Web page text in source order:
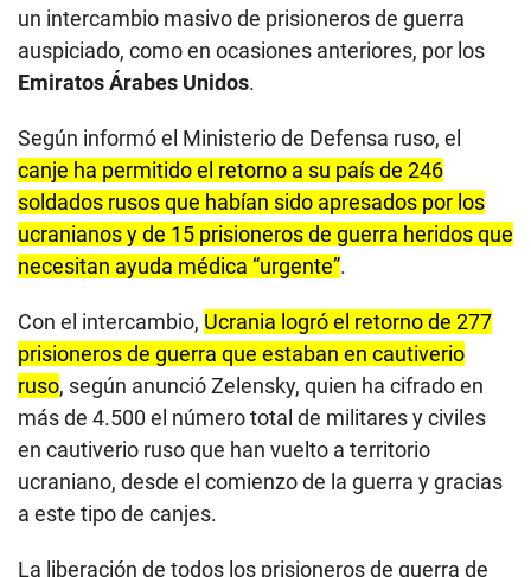
un intercambio masivo de prisioneros de guerra
auspiciado, como en ocasiones anteriores, por los
Emiratos Árabes Unidos.
Según informó el Ministerio de Defensa ruso, el
canje ha permitido el retorno a su país de 246
soldados rusos que habían sido apresados por los
ucranianos y de 15 prisioneros de guerra heridos que
necesitan ayuda médica “urgente”.
Con el intercambio, Ucrania logró el retorno de 277
prisioneros de guerra que estaban en cautiverio
ruso, según anunció Zelensky, quien ha cifrado en
más de 4.500 el número total de militares y civiles
en cautiverio ruso que han vuelto a territorio
ucraniano, desde el comienzo de la guerra y gracias
a este tipo de canjes.
La liberación de todos los prisioneros de guerra de